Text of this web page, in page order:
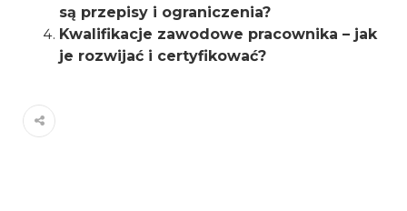
są przepisy i ograniczenia?
Kwalifikacje zawodowe pracownika – jak
je rozwijać i certyfikować?